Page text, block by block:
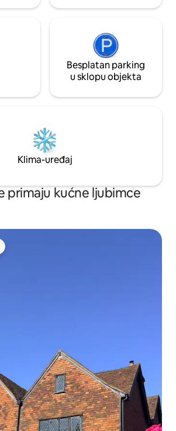
Besplatan parking
u sklopu objekta
Klima-uređaj
primaju kućne ljubimce
s oznakom „Odabrali gosti”